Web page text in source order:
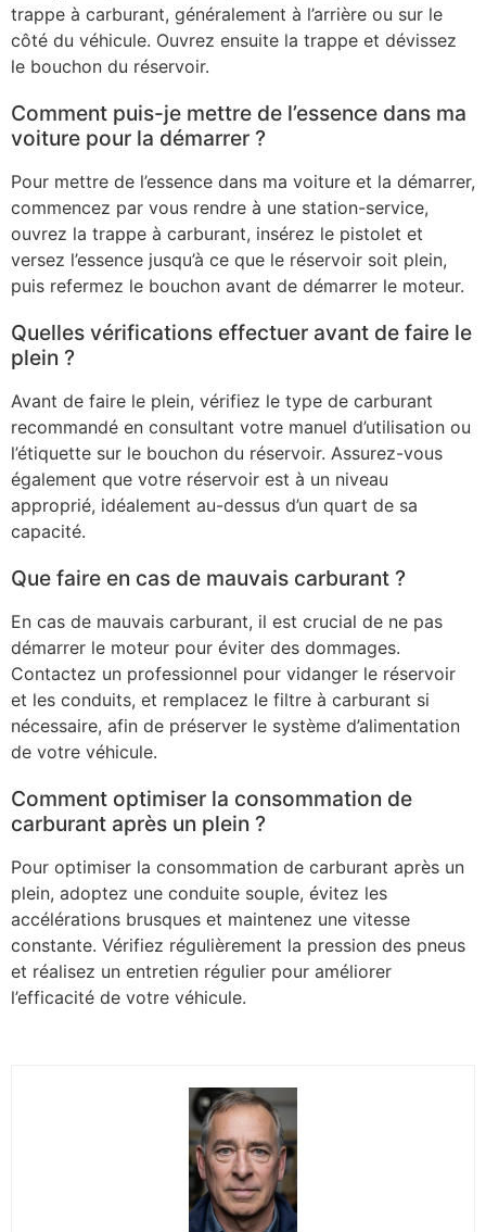
trappe à carburant, généralement à l’arrière ou sur le
côté du véhicule. Ouvrez ensuite la trappe et dévissez
le bouchon du réservoir.
Comment puis-je mettre de l’essence dans ma
voiture pour la démarrer ?
Pour mettre de l’essence dans ma voiture et la démarrer,
commencez par vous rendre à une station-service,
ouvrez la trappe à carburant, insérez le pistolet et
versez l’essence jusqu’à ce que le réservoir soit plein,
puis refermez le bouchon avant de démarrer le moteur.
Quelles vérifications effectuer avant de faire le
plein ?
Avant de faire le plein, vérifiez le type de carburant
recommandé en consultant votre manuel d’utilisation ou
l’étiquette sur le bouchon du réservoir. Assurez-vous
également que votre réservoir est à un niveau
approprié, idéalement au-dessus d’un quart de sa
capacité.
Que faire en cas de mauvais carburant ?
En cas de mauvais carburant, il est crucial de ne pas
démarrer le moteur pour éviter des dommages.
Contactez un professionnel pour vidanger le réservoir
et les conduits, et remplacez le filtre à carburant si
nécessaire, afin de préserver le système d’alimentation
de votre véhicule.
Comment optimiser la consommation de
carburant après un plein ?
Pour optimiser la consommation de carburant après un
plein, adoptez une conduite souple, évitez les
accélérations brusques et maintenez une vitesse
constante. Vérifiez régulièrement la pression des pneus
et réalisez un entretien régulier pour améliorer
l’efficacité de votre véhicule.